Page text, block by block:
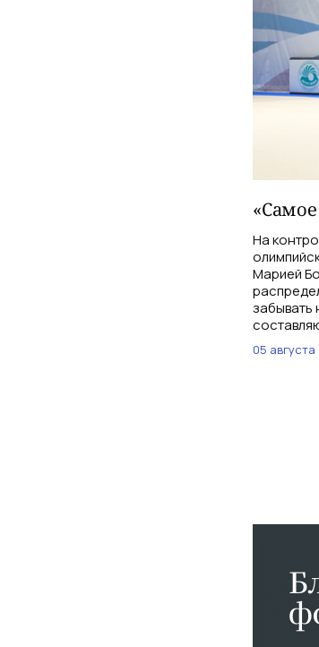
На
Марией
забывать
05 августа